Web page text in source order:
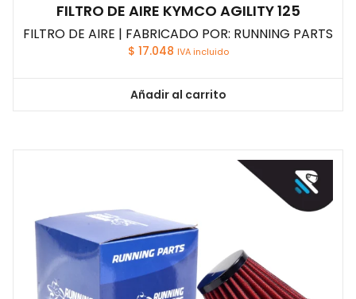
FILTRO DE AIRE KYMCO AGILITY 125
FILTRO DE AIRE | FABRICADO POR: RUNNING PARTS
$ 17.048 IVA incluido
Añadir al carrito